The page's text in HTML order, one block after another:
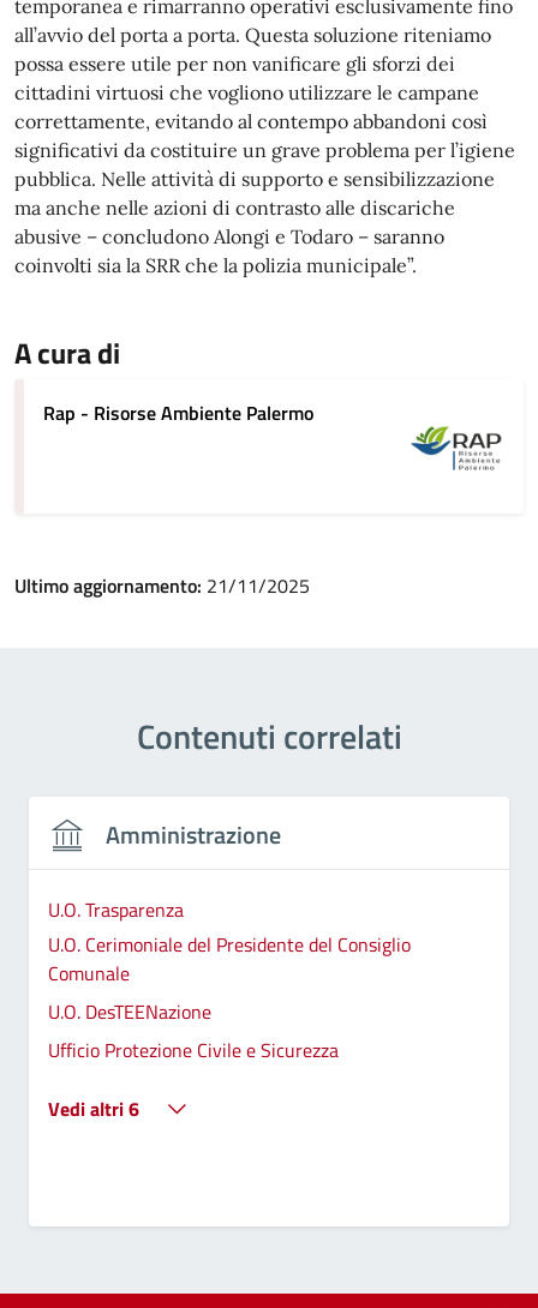
temporanea e rimarranno operativi esclusivamente fino
all’avvio del porta a porta. Questa soluzione riteniamo
possa essere utile per non vanificare gli sforzi dei
cittadini virtuosi che vogliono utilizzare le campane
correttamente, evitando al contempo abbandoni così
significativi da costituire un grave problema per l’igiene
pubblica. Nelle attività di supporto e sensibilizzazione
ma anche nelle azioni di contrasto alle discariche
abusive – concludono Alongi e Todaro – saranno
coinvolti sia la SRR che la polizia municipale”.
A cura di
Rap - Risorse Ambiente Palermo
Ultimo aggiornamento: 21/11/2025
Contenuti correlati
Amministrazione
U.O. Trasparenza
U.O. Cerimoniale del Presidente del Consiglio
Comunale
U.O. DesTEENazione
Ufficio Protezione Civile e Sicurezza
Vedi altri 6